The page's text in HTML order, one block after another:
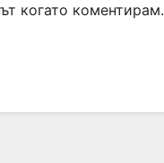
когато коментирам.